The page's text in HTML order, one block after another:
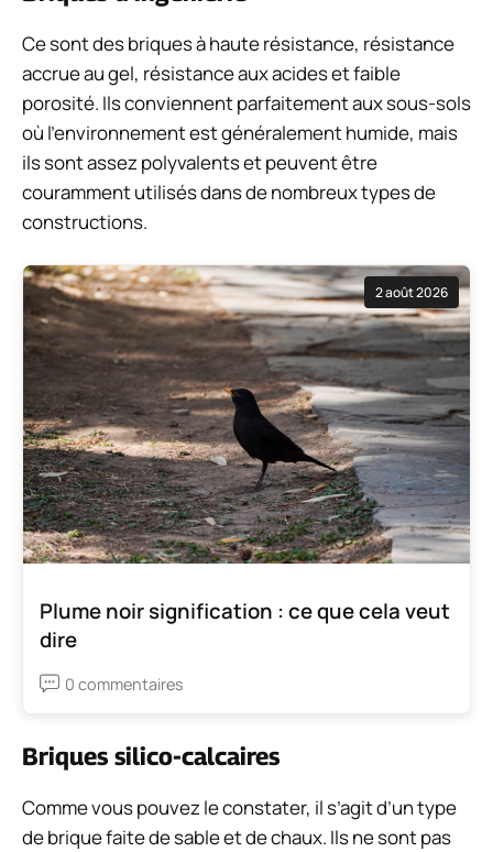
Ce sont des briques à haute résistance, résistance
accrue au gel, résistance aux acides et faible
porosité. Ils conviennent parfaitement aux sous-sols
où l’environnement est généralement humide, mais
ils sont assez polyvalents et peuvent être
couramment utilisés dans de nombreux types de
constructions.
2 août 2026
Plume noir signification : ce que cela veut
dire
0 commentaires
Briques silico-calcaires
Comme vous pouvez le constater, il s’agit d’un type
de brique faite de sable et de chaux. Ils ne sont pas